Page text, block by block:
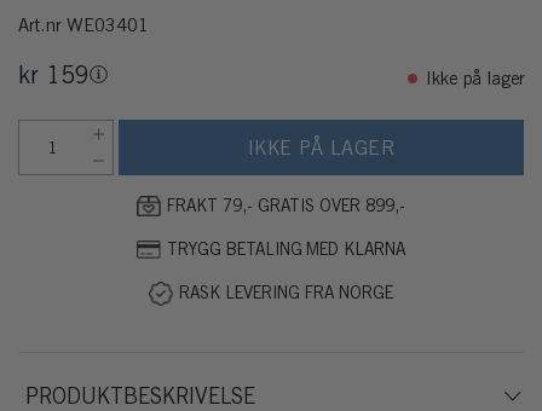
Art.nr WE03401
kr 159 Ikke på lager
IKKE PÅ LAGER
FRAKT 79,- GRATIS OVER 899,-
TRYGG BETALING MED KLARNA
RASK LEVERING FRA NORGE
PRODUKTBESKRIVELSE